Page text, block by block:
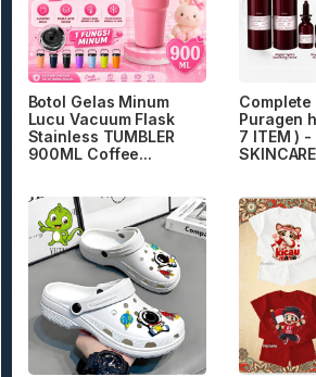
Botol Gelas Minum
Lucu Vacuum Flask
Stainless TUMBLER
900ML Coffee...
Puragen
7 ITEM ) -
SKINCARE